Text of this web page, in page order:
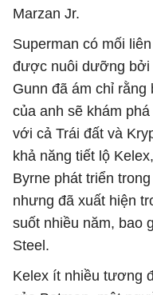
Marzan Jr.
Superman có mối
được nuôi dưỡng bởi
Gunn đã ám chỉ
của anh sẽ khám
với cả Trái đất và
khả năng tiết lộ
Byrne phát triển
nhưng đã xuất hiện
suốt nhiều năm, bao
Steel.
Kelex ít nhiều tương